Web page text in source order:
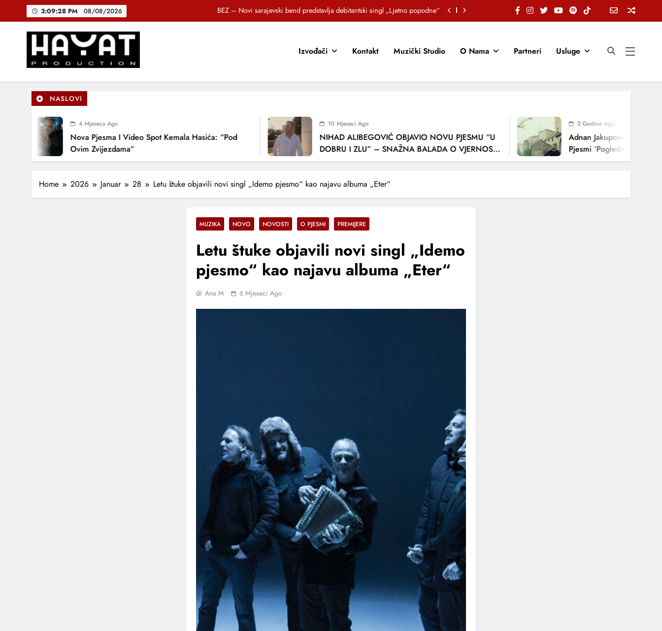
3:09:29 PM 08/08/2026
BEZ – Novi sarajevski bend predstavlja debitantski singl „Ljetno popodne“
DJEČIJI HOR SUNCOKRETI KROZ PJESMU POZVALI MALIŠANE NA DOBRE NAVIKE
DJEČIJI HOR SUNCOKRETI KROZ PJESMU POZVALI MALIŠANE NA DOBRE NAVIKE
Hayat Production
Promocija domaće muzike
Izvođači Kontakt Muzički Studio O Nama Partneri Usluge
NASLOVI
4 Mjeseca Ago
Nova Pjesma I Video Spot Kemala Hasića: “Pod
Ovim Zvijezdama”
10 Mjeseci Ago
NIHAD ALIBEGOVIĆ OBJAVIO NOVU PJESMU “U
DOBRU I ZLU” – SNAŽNA BALADA O VJERNOSTI,
LJUBAVI I VREMENU KOJE NAS MIJENJA
2 Godine Ago
Adnan Jakupović Donosi
Pjesmi ‘Pogledaj Me’
Home 2026 Januar 28 Letu štuke objavili novi singl „Idemo pjesmo“ kao najavu albuma „Eter“
MUZIKA NOVO NOVOSTI O PJESMI PREMIJERE
Letu štuke objavili novi singl „Idemo
pjesmo“ kao najavu albuma „Eter“
Ana.M 6 Mjeseci Ago